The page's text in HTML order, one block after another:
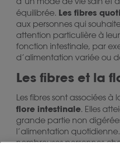
équilibrée. Les fibres
aux personnes qui
attention particulière à
fonction intestinale, par
d’alimentation variée ou
Les fibres et la
Les fibres sont associées
flore intestinale. Elles
grande partie non
l’alimentation
nombreuses personnes